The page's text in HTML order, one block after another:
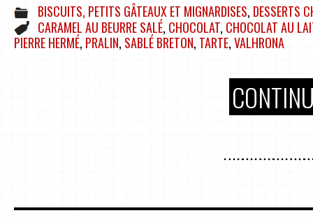
BISCUITS, PETITS GÂTEAUX ET MIGNARDISES, DESSERTS
CARAMEL AU BEURRE SALÉ, CHOCOLAT, CHOCOLAT AU
PIERRE HERMÉ, PRALIN, SABLÉ BRETON, TARTE,VALHRONA